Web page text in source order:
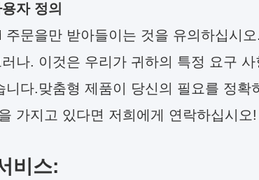
자 정의
주문을만 받아들이는 것을 유의하십시
나. 이것은 우리가 귀하의 특정 요구
니다.맞춤형 제품이 당신의 필요를 정
가지고 있다면 저희에게 연락하십시오!
비스: